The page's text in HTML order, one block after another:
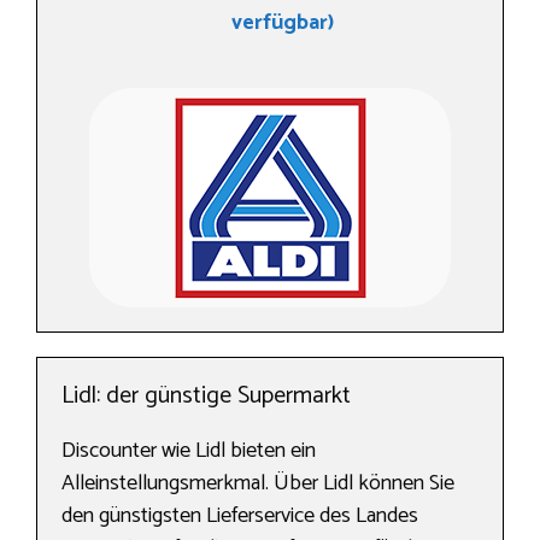
verfügbar)
Lidl: der günstige Supermarkt
Discounter wie Lidl bieten ein
Alleinstellungsmerkmal. Über Lidl können Sie
den günstigsten Lieferservice des Landes